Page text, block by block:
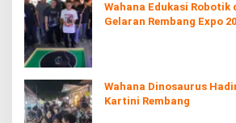
Wahana Edukasi Robotik
Gelaran Rembang Expo
Wahana Dinosaurus
Kartini Rembang